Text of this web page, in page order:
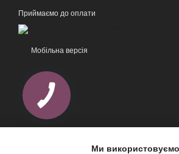
Приймаємо до оплати
Мобільна версія
Ми